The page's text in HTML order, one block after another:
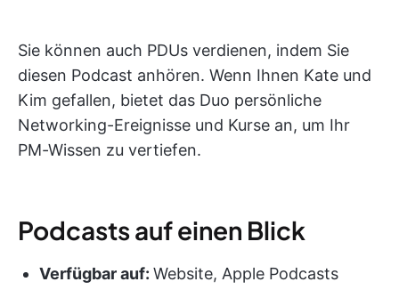
Sie können auch PDUs verdienen, indem Sie
diesen Podcast anhören. Wenn Ihnen Kate und
Kim gefallen, bietet das Duo persönliche
Networking-Ereignisse und Kurse an, um Ihr
PM-Wissen zu vertiefen.
Podcasts auf einen Blick
Verfügbar auf: Website, Apple Podcasts